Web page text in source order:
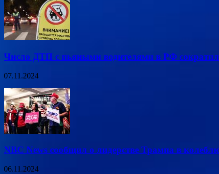
Число ДТП с пьяными водителями в РФ
07.11.2024
NBC News сообщил о лидерстве Трампа в
06.11.2024